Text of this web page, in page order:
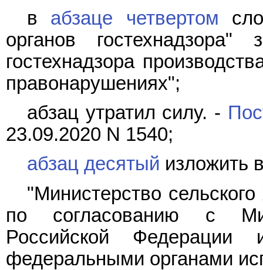
в абзаце четвертом
органов
гостехнадзора
правонарушениях";
абзац утратил силу. -
23.09.2020 N 1540;
абзац десятый изложить
"Министерство
по согласованию с
Российской Федерации
федеральными органами